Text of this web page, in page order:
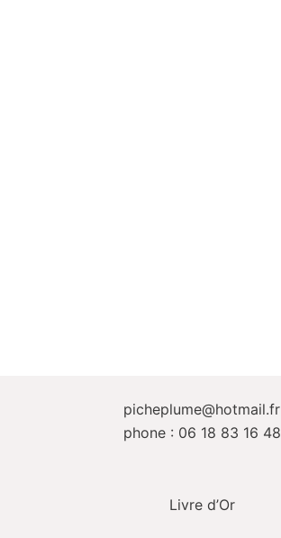
picheplume@hotmail.fr
phone : 06 18 83 16 48
Livre d’Or